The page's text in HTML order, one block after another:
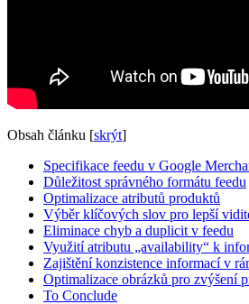
Obsah článku [skrýt]
Specifikace feedu v Google
Důležitost správného formátu feedu
Optimalizace atributů produktů
Výběr klíčových slov pro lepší
Eliminace chyb a duplicit v feedu
Využití atributu „availability“ k
Zajištění konzistence informací v
Optimalizace obrázků pro zvýšení
To Conclude